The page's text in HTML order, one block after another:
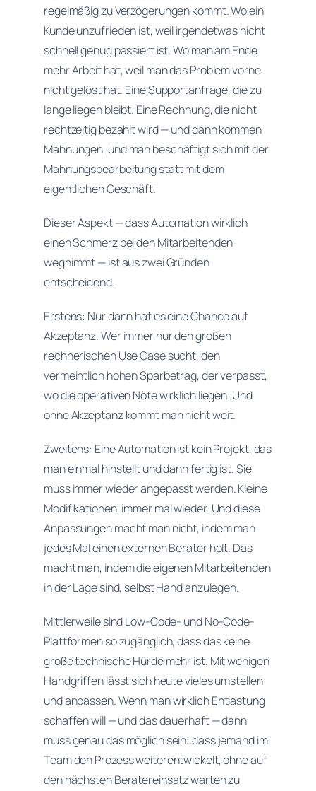
regelmäßig zu Verzögerungen kommt. Wo ein
Kunde unzufrieden ist, weil irgendetwas nicht
schnell genug passiert ist. Wo man am Ende
mehr Arbeit hat, weil man das Problem vorne
nicht gelöst hat. Eine Supportanfrage, die zu
lange liegen bleibt. Eine Rechnung, die nicht
rechtzeitig bezahlt wird — und dann kommen
Mahnungen, und man beschäftigt sich mit der
Mahnungsbearbeitung statt mit dem
eigentlichen Geschäft.
Dieser Aspekt — dass Automation wirklich
einen Schmerz bei den Mitarbeitenden
wegnimmt — ist aus zwei Gründen
entscheidend.
Erstens: Nur dann hat es eine Chance auf
Akzeptanz. Wer immer nur den großen
rechnerischen Use Case sucht, den
vermeintlich hohen Sparbetrag, der verpasst,
wo die operativen Nöte wirklich liegen. Und
ohne Akzeptanz kommt man nicht weit.
Zweitens: Eine Automation ist kein Projekt, das
man einmal hinstellt und dann fertig ist. Sie
muss immer wieder angepasst werden. Kleine
Modifikationen, immer mal wieder. Und diese
Anpassungen macht man nicht, indem man
jedes Mal einen externen Berater holt. Das
macht man, indem die eigenen Mitarbeitenden
in der Lage sind, selbst Hand anzulegen.
Mittlerweile sind Low-Code- und No-Code-
Plattformen so zugänglich, dass das keine
große technische Hürde mehr ist. Mit wenigen
Handgriffen lässt sich heute vieles umstellen
und anpassen. Wenn man wirklich Entlastung
schaffen will — und das dauerhaft — dann
muss genau das möglich sein: dass jemand im
Team den Prozess weiterentwickelt, ohne auf
den nächsten Beratereinsatz warten zu